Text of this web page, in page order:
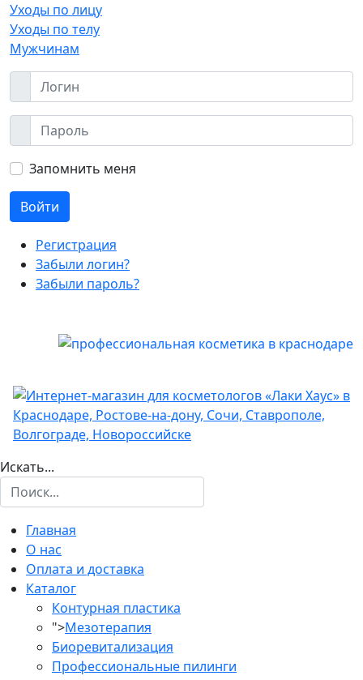
Уходы по лицу
Уходы по телу
Мужчинам
Запомнить меня
Войти
Регистрация
Забыли логин?
Забыли пароль?
Искать...
Главная
О нас
Оплата и доставка
Каталог
Контурная пластика
">Мезотерапия
Биоревитализация
Профессиональные пилинги